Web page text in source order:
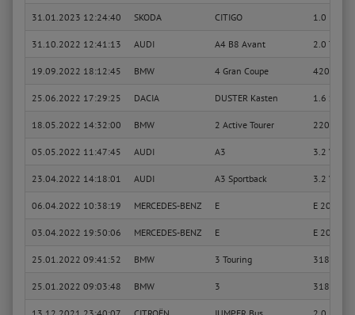
31.01.2023 12:24:40 SKODA CITIGO 1.0
31.10.2022 12:41:13 AUDI A4 B8 Avant 2.0 TDI
19.09.2022 18:12:45 BMW 4 Gran Coupe 420 d
25.06.2022 17:29:25 DACIA DUSTER Kasten 1.6 SCe
18.05.2022 14:32:00 BMW 2 Active Tourer 220 i
05.05.2022 11:47:45 AUDI A3 3.2 V6
23.04.2022 14:18:01 AUDI A3 Sportback 3.2 V6
06.04.2022 10:38:19 MERCEDES-BENZ E E 200 d
03.04.2022 19:50:06 MERCEDES-BENZ E E 200 d
25.01.2022 09:41:52 BMW 3 Touring 318 i
25.01.2022 09:03:48 BMW 3 318 i